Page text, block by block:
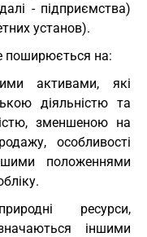
- підприємства)
установ).
поширюється на:
активами, які
діяльністю та
зменшеною на
особливості
положеннями
ресурси,
іншими